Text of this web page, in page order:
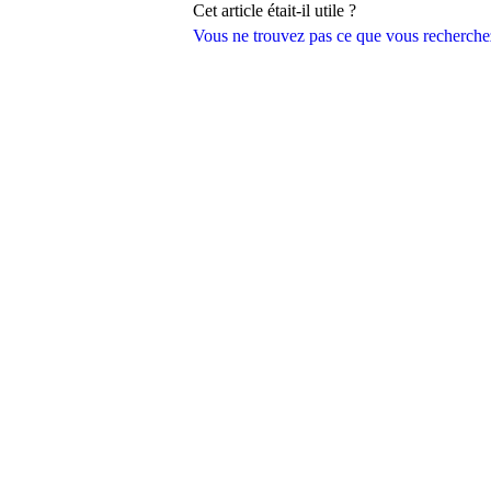
Vous ne trouvez pas ce que vous
Cet article était-il utile ?